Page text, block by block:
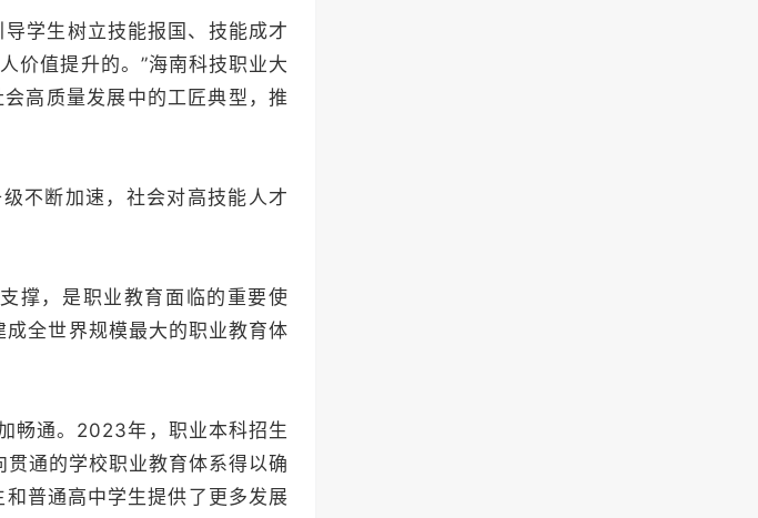
学生树立技能报国、技能成才
价值提升的。”海南科技职业大
高质量发展中的工匠典型，推
不断加速，社会对高技能人才
撑，是职业教育面临的重要使
全世界规模最大的职业教育体
通。2023年，职业本科招生
通的学校职业教育体系得以确
和普通高中学生提供了更多发展